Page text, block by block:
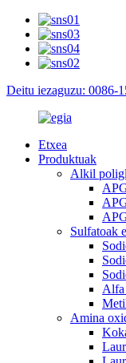
Deitu iezaguzu: 0086-
Etxea
Produktuak
Alkil
Sulfatoak
Alfa
Amina